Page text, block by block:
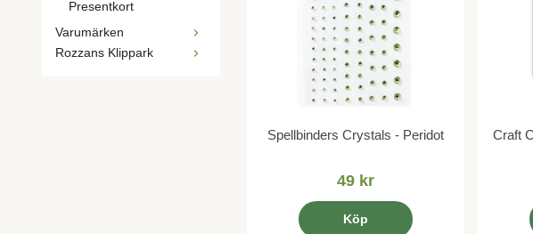
Presentkort
Varumärken
Rozzans Klippark
Spellbinders Crystals - Peridot
49 kr
Köp
Craft